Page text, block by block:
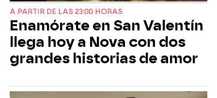
A PARTIR DE LAS 23:00 HORAS
Enamórate en San Valentín
llega hoy a Nova con dos
grandes historias de amor